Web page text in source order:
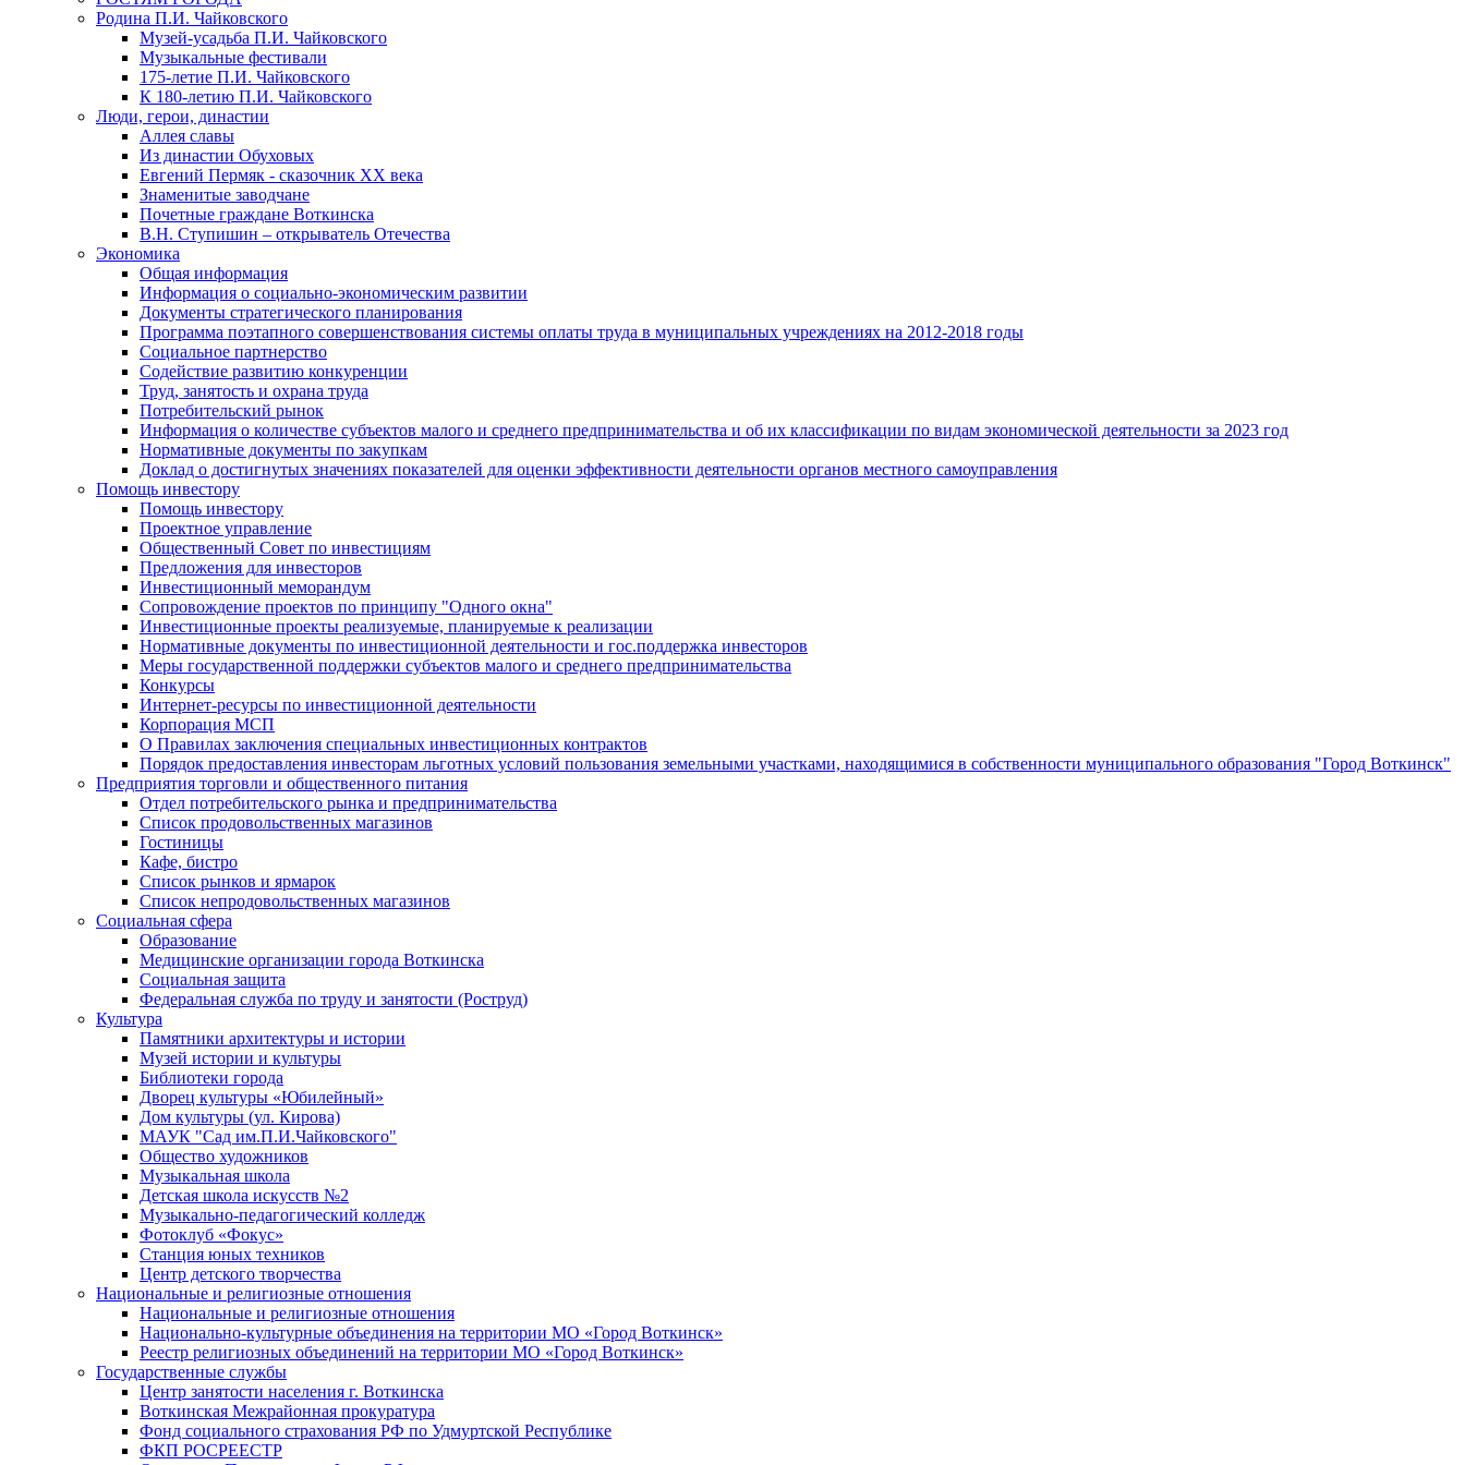
Родина П.И. Чайковского
Музей-усадьба П.И. Чайковского
Музыкальные фестивали
175-летие П.И. Чайковского
К 180-летию П.И. Чайковского
Люди, герои, династии
Аллея славы
Из династии Обуховых
Евгений Пермяк - сказочник XX века
Знаменитые заводчане
Почетные граждане Воткинска
В.Н. Ступишин – открыватель Отечества
Экономика
Общая информация
Информация о социально-экономическим развитии
Документы стратегического планирования
Программа поэтапного совершенствования системы оплаты труда в муниципальных учреждениях на 2012-2018 годы
Социальное партнерство
Содействие развитию конкуренции
Труд, занятость и охрана труда
Потребительский рынок
Информация о количестве субъектов малого и среднего предпринимательства и об их классификации по видам экономической деятельности за 2023 год
Нормативные документы по закупкам
Доклад о достигнутых значениях показателей для оценки эффективности деятельности органов местного самоуправления
Помощь инвестору
Помощь инвестору
Проектное управление
Общественный Совет по инвестициям
Предложения для инвесторов
Инвестиционный меморандум
Сопровождение проектов по принципу "Oдного окна"
Инвестиционные проекты реализуемые, планируемые к реализации
Нормативные документы по инвестиционной деятельности и гос.поддержка инвесторов
Меры государственной поддержки субъектов малого и среднего предпринимательства
Конкурсы
Интернет-ресурсы по инвестиционной деятельности
Корпорация МСП
О Правилах заключения специальных инвестиционных контрактов
Порядок предоставления инвесторам льготных условий пользования земельными участками, находящимися в собственности муниципального образования "Город Воткинск"
Предприятия торговли и общественного питания
Отдел потребительского рынка и предпринимательства
Список продовольственных магазинов
Гостиницы
Кафе, бистро
Cписок рынков и ярмарок
Список непродовольственных магазинов
Социальная сфера
Образование
Медицинские организации города Воткинска
Социальная защита
Федеральная служба по труду и занятости (Роструд)
Культура
Памятники архитектуры и истории
Музей истории и культуры
Библиотеки города
Дворец культуры «Юбилейный»
Дом культуры (ул. Кирова)
МАУК "Сад им.П.И.Чайковского"
Общество художников
Музыкальная школа
Детская школа искусств №2
Музыкально-педагогический колледж
Фотоклуб «Фокус»
Станция юных техников
Центр детского творчества
Национальные и религиозные отношения
Национальные и религиозные отношения
Национально-культурные объединения на территории МО «Город Воткинск»
Реестр религиозных объединений на территории МО «Город Воткинск»
Государственные службы
Центр занятости населения г. Воткинска
Воткинская Межрайонная прокуратура
Фонд социального страхования РФ по Удмуртской Республике
ФКП РОСРЕЕСТР